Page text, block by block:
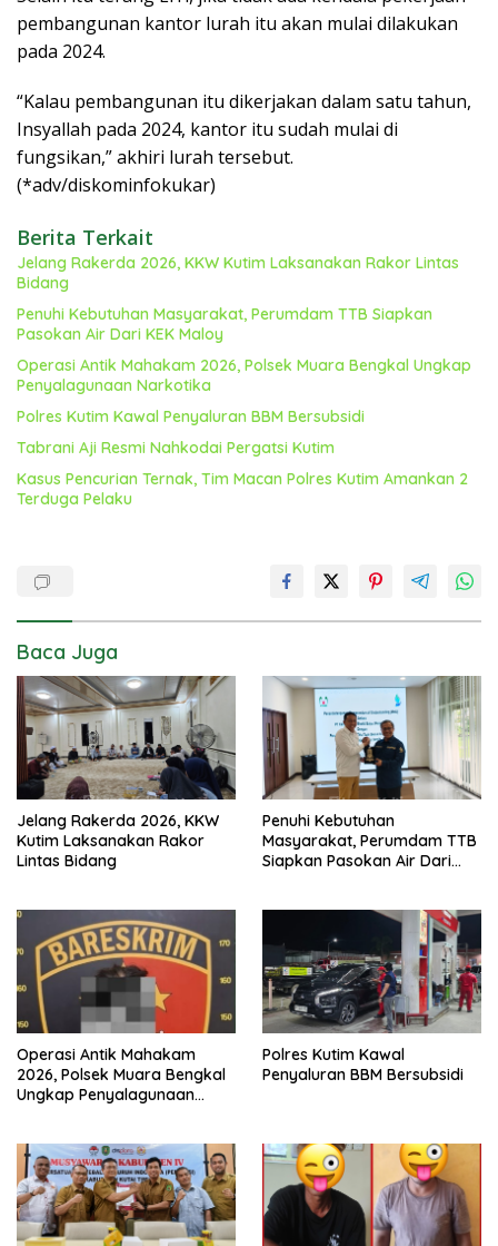
pembangunan kantor lurah itu akan mulai dilakukan
pada 2024.
“Kalau pembangunan itu dikerjakan dalam satu tahun,
Insyallah pada 2024, kantor itu sudah mulai di
fungsikan,” akhiri lurah tersebut.
(*adv/diskominfokukar)
Berita Terkait
Jelang Rakerda 2026, KKW Kutim Laksanakan Rakor Lintas
Bidang
Penuhi Kebutuhan Masyarakat, Perumdam TTB Siapkan
Pasokan Air Dari KEK Maloy
Operasi Antik Mahakam 2026, Polsek Muara Bengkal Ungkap
Penyalagunaan Narkotika
Polres Kutim Kawal Penyaluran BBM Bersubsidi
Tabrani Aji Resmi Nahkodai Pergatsi Kutim
Kasus Pencurian Ternak, Tim Macan Polres Kutim Amankan 2
Terduga Pelaku
Baca Juga
Jelang Rakerda 2026, KKW
Kutim Laksanakan Rakor
Lintas Bidang
Penuhi Kebutuhan
Masyarakat, Perumdam TTB
Siapkan Pasokan Air Dari
Operasi Antik Mahakam
2026, Polsek Muara Bengkal
Ungkap Penyalagunaan
Polres Kutim Kawal
Penyaluran BBM Bersubsidi